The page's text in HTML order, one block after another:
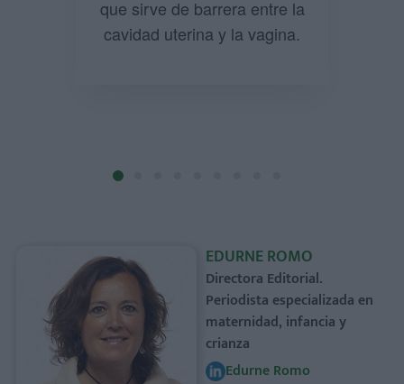
que sirve de barrera entre la
cavidad uterina y la vagina.
EDURNE ROMO
Directora Editorial.
Periodista especializada en
maternidad, infancia y
crianza
Edurne Romo